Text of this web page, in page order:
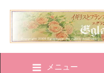
メニュー